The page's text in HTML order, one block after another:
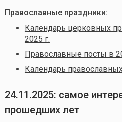
Православные праздники:
Календарь церковных
2025 г.
Православные посты в
Календарь
24.11.2025: самое
прошедших лет